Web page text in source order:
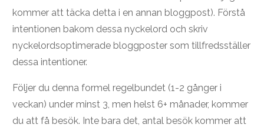
kommer att täcka detta i en annan bloggpost). Förstå
intentionen bakom dessa nyckelord och skriv
nyckelordsoptimerade bloggposter som tillfredsställer
dessa intentioner.
Följer du denna formel regelbundet (1-2 gånger i
veckan) under minst 3, men helst 6+ månader, kommer
du att få besök. Inte bara det, antal besök kommer att